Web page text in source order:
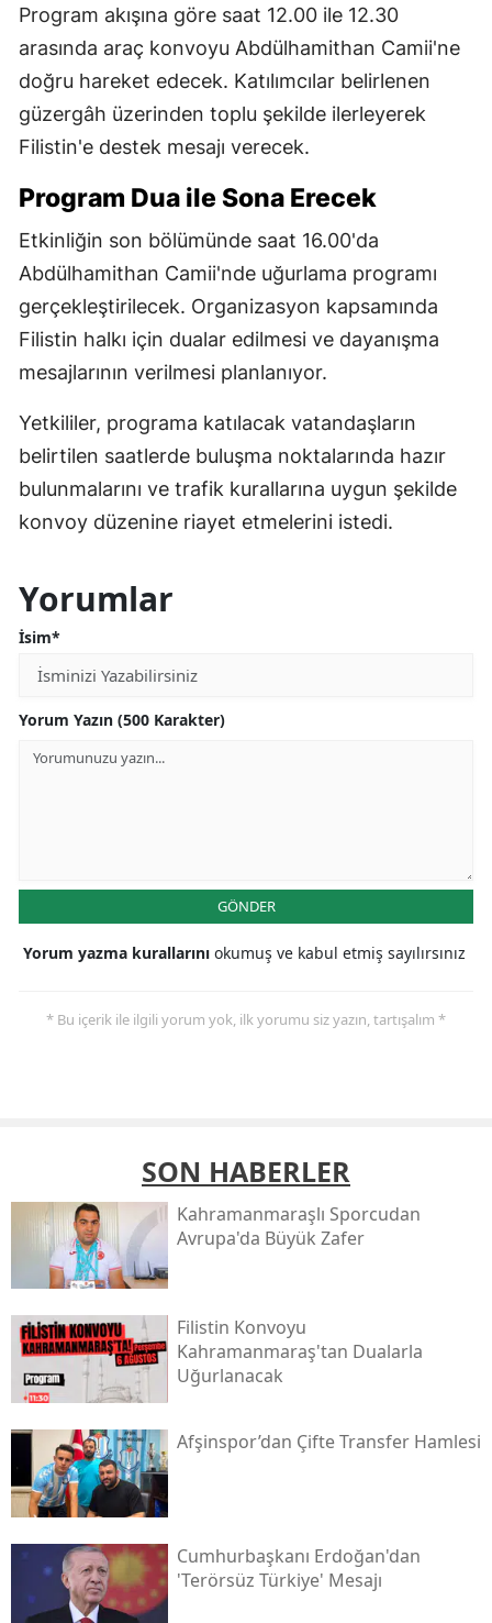
Program akışına göre saat 12.00 ile 12.30
arasında araç konvoyu Abdülhamithan Camii'ne
doğru hareket edecek. Katılımcılar belirlenen
güzergâh üzerinden toplu şekilde ilerleyerek
Filistin'e destek mesajı verecek.
Program Dua ile Sona Erecek
Etkinliğin son bölümünde saat 16.00'da
Abdülhamithan Camii'nde uğurlama programı
gerçekleştirilecek. Organizasyon kapsamında
Filistin halkı için dualar edilmesi ve dayanışma
mesajlarının verilmesi planlanıyor.
Yetkililer, programa katılacak vatandaşların
belirtilen saatlerde buluşma noktalarında hazır
bulunmalarını ve trafik kurallarına uygun şekilde
konvoy düzenine riayet etmelerini istedi.
Yorumlar
İsim*
Yorum Yazın (500 Karakter)
GÖNDER
Yorum yazma kurallarını okumuş ve kabul etmiş sayılırsınız
* Bu içerik ile ilgili yorum yok, ilk yorumu siz yazın, tartışalım *
SON HABERLER
Kahramanmaraşlı Sporcudan
Avrupa'da Büyük Zafer
Filistin Konvoyu
Kahramanmaraş'tan Dualarla
Uğurlanacak
Afşinspor’dan Çifte Transfer Hamlesi
Cumhurbaşkanı Erdoğan'dan
'terörsüz Türkiye' Mesajı